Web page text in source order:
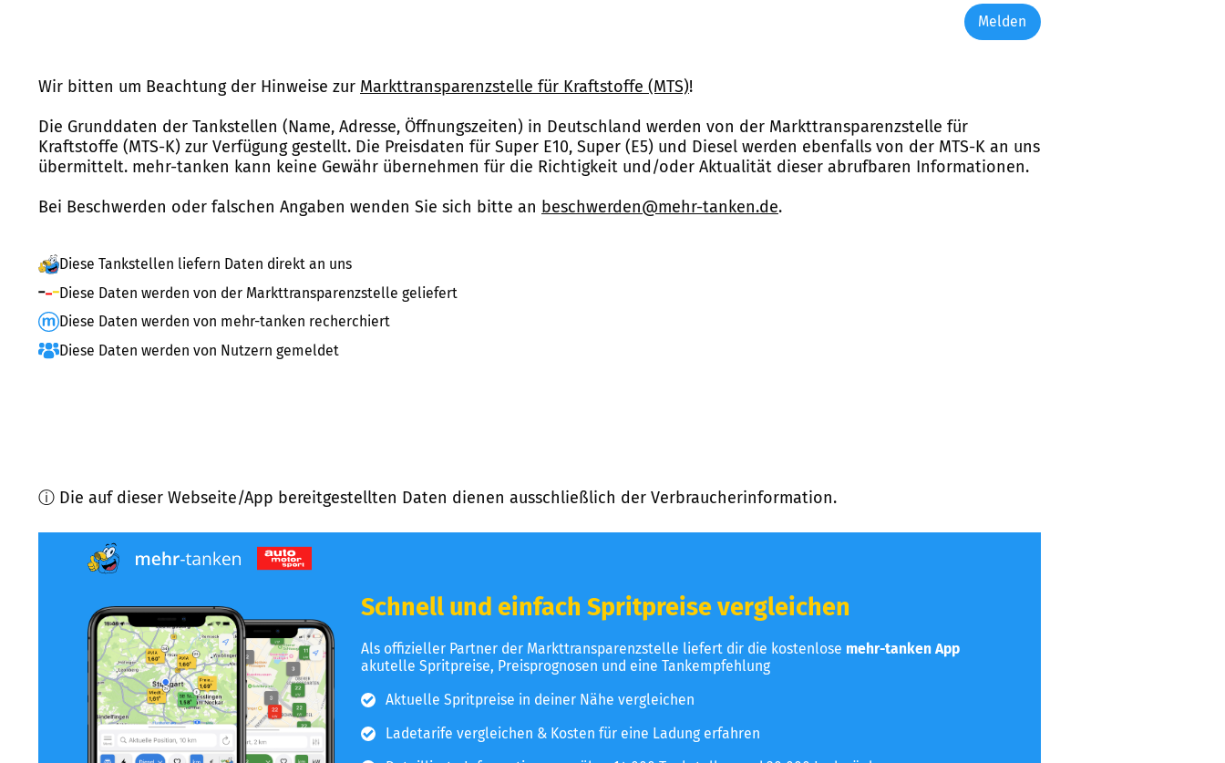
Melden
Wir bitten um Beachtung der Hinweise zur Markttransparenzstelle für Kraftstoffe (MTS)!
Die Grunddaten der Tankstellen (Name, Adresse, Öffnungszeiten) in Deutschland werden von der Markttransparenzstelle für
Kraftstoffe (MTS-K) zur Verfügung gestellt. Die Preisdaten für Super E10, Super (E5) und Diesel werden ebenfalls von der MTS-K an uns
übermittelt. mehr-tanken kann keine Gewähr übernehmen für die Richtigkeit und/oder Aktualität dieser abrufbaren Informationen.
Bei Beschwerden oder falschen Angaben wenden Sie sich bitte an beschwerden@mehr-tanken.de.
Diese Tankstellen liefern Daten direkt an uns
Diese Daten werden von der Markttransparenzstelle geliefert
Diese Daten werden von mehr-tanken recherchiert
Diese Daten werden von Nutzern gemeldet
ⓘ Die auf dieser Webseite/App bereitgestellten Daten dienen ausschließlich der Verbraucherinformation.
Schnell und einfach Spritpreise vergleichen
Als offizieller Partner der Markttransparenzstelle liefert dir die kostenlose mehr-tanken App
akutelle Spritpreise, Preisprognosen und eine Tankempfehlung
Aktuelle Spritpreise in deiner Nähe vergleichen
Ladetarife vergleichen & Kosten für eine Ladung erfahren